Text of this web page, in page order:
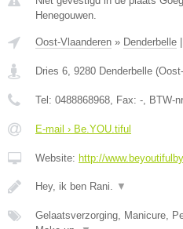
Henegouwen.
Oost-Vlaanderen » Denderbelle
Dries 6, 9280 Denderbelle (
Tel: 0488868968, Fax: -, BTW-
E-mail › Be.YOU.tiful
Website: http://
Hey, ik ben Rani. ▼
Gelaatsverzorging, Manicure,